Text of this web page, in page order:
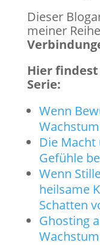
Dieser
meiner
Hier
Serie:
Wenn
Die
Gefühle
Wenn
heilsame
Schatten
Ghosting